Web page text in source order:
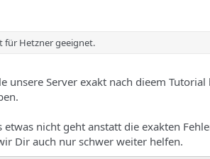
für Hetzner geeignet.
unsere Server exakt nach dieem
nicht geht anstatt die exakten
Dir auch nur schwer weiter helfen.